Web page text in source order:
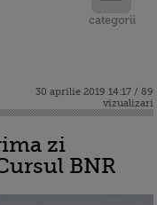
30 aprilie 2019 14:17 / 89
vizualizari
zi
BNR